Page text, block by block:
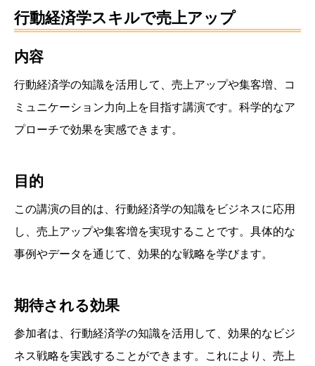
行動経済学スキルで売上アップ
内容
行動経済学の知識を活用して、売上アップや集客増、コ
ミュニケーション力向上を目指す講演です。科学的なア
プローチで効果を実感できます。
目的
この講演の目的は、行動経済学の知識をビジネスに応用
し、売上アップや集客増を実現することです。具体的な
事例やデータを通じて、効果的な戦略を学びます。
期待される効果
参加者は、行動経済学の知識を活用して、効果的なビジ
ネス戦略を実践することができます。これにより、売上